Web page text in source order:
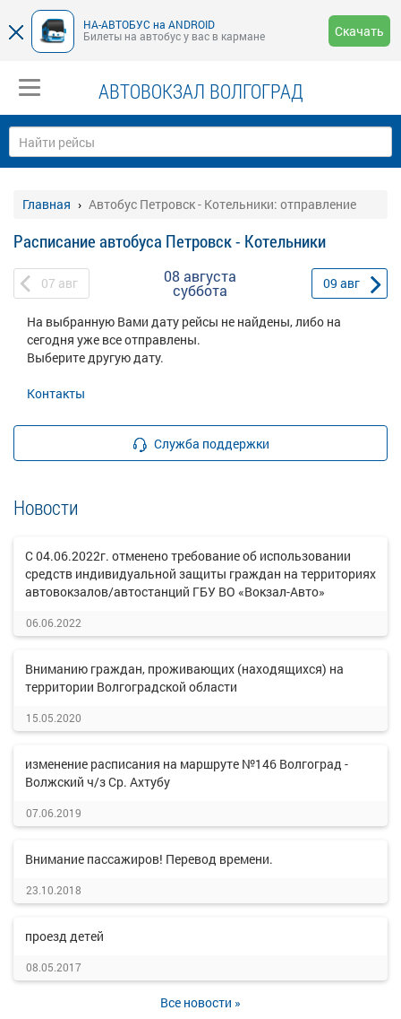
НА-АВТОБУС на ANDROID
Билеты на автобус у вас в кармане
Скачать
АВТОВОКЗАЛ ВОЛГОГРАД
Главная Автобус Петровск - Котельники: отправление
Расписание автобуса Петровск - Котельники
07 авг 08 августа
суббота 09 авг
На выбранную Вами дату рейсы не найдены, либо на
сегодня уже все отправлены.
Выберите другую дату.
Контакты
Служба поддержки
Новости
С 04.06.2022г. отменено требование об использовании
средств индивидуальной защиты граждан на территориях
автовокзалов/автостанций ГБУ ВО «Вокзал-Авто»
06.06.2022
Вниманию граждан, проживающих (находящихся) на
территории Волгоградской области
15.05.2020
изменение расписания на маршруте №146 Волгоград -
Волжский ч/з Ср. Ахтубу
07.06.2019
Внимание пассажиров! Перевод времени.
23.10.2018
проезд детей
08.05.2017
Все новости »